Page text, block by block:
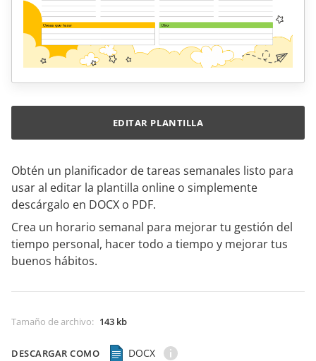
Obtén un planificador de tareas semanales listo para
usar al editar la plantilla online o simplemente
descárgalo en DOCX o PDF.
Crea un horario semanal para mejorar tu gestión del
tiempo personal, hacer todo a tiempo y mejorar tus
buenos hábitos.
Tamaño de archivo: 143 kb
DESCARGAR COMO DOCX
EDITAR PLANTILLA